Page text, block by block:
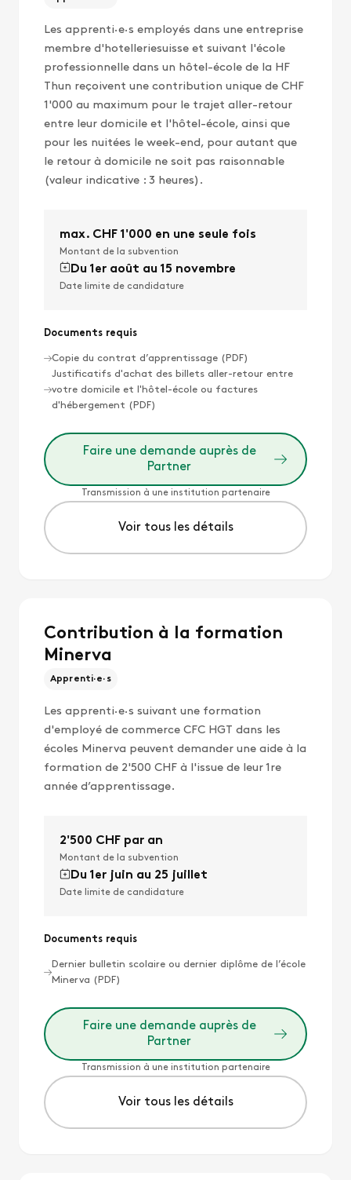
Les apprenti·e·s employés dans une entreprise
membre d'hotelleriesuisse et suivant l'école
professionnelle dans un hôtel-école de la HF
Thun reçoivent une contribution unique de CHF
1'000 au maximum pour le trajet aller-retour
entre leur domicile et l'hôtel-école, ainsi que
pour les nuitées le week-end, pour autant que
le retour à domicile ne soit pas raisonnable
(valeur indicative : 3 heures).
max. CHF 1'000 en une seule fois
Montant de la subvention
Du 1er août au 15 novembre
Date limite de candidature
Documents requis
Copie du contrat d’apprentissage (PDF)
Justificatifs d'achat des billets aller-retour entre
votre domicile et l'hôtel-école ou factures
d'hébergement (PDF)
Faire une demande auprès de
Partner
Transmission à une institution partenaire
Voir tous les détails
Contribution à la formation
Minerva
Apprenti·e·s
Les apprenti·e·s suivant une formation
d'employé de commerce CFC HGT dans les
écoles Minerva peuvent demander une aide à la
formation de 2'500 CHF à l'issue de leur 1re
année d’apprentissage.
2'500 CHF par an
Montant de la subvention
Du 1er juin au 25 juillet
Date limite de candidature
Documents requis
Dernier bulletin scolaire ou dernier diplôme de l’école
Minerva (PDF)
Faire une demande auprès de
Partner
Transmission à une institution partenaire
Voir tous les détails